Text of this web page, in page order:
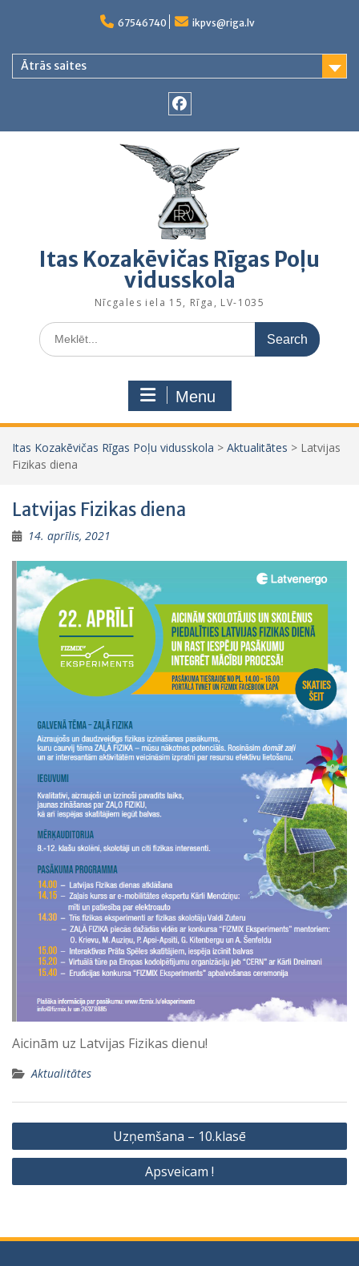
67546740 ikpvs@riga.lv
Ātrās saites
Itas Kozakēvičas Rīgas Poļu
vidusskola
Nīcgales iela 15, Rīga, LV-1035
Search
for:
Menu
Itas Kozakēvičas Rīgas Poļu vidusskola > Aktualitātes > Latvijas
Fizikas diena
Latvijas Fizikas diena
14. aprīlis, 2021
Aicinām uz Latvijas Fizikas dienu!
Aktualitātes
Ziņu
izvēlne
Uzņemšana – 10.klasē
Apsveicam !